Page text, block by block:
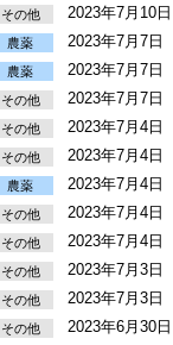
その他 2023年7月10日
農薬 2023年7月7日
農薬 2023年7月7日
その他 2023年7月7日
その他 2023年7月4日
その他 2023年7月4日
農薬 2023年7月4日
その他 2023年7月4日
その他 2023年7月4日
その他 2023年7月3日
その他 2023年7月3日
その他 2023年6月30日